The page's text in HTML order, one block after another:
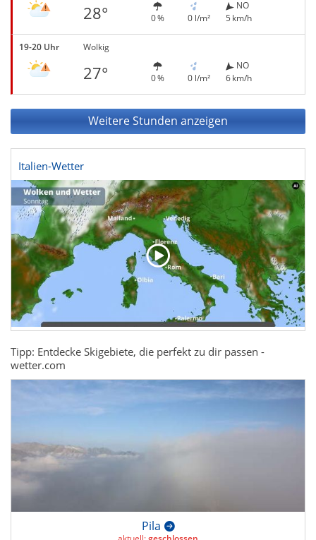
28° 0 % 0 l/m²
NO
5 km/h
19-20 Uhr Wolkig
27° 0 % 0 l/m²
NO
6 km/h
Weitere Stunden anzeigen
Italien-Wetter
Tipp: Entdecke Skigebiete, die perfekt zu dir passen -
wetter.com
Pila